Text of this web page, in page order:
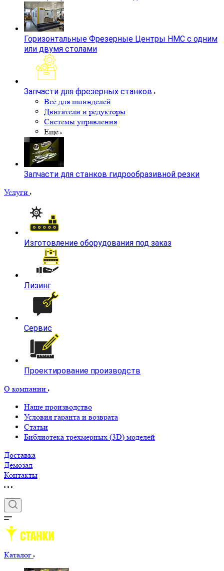
Горизонтальные Фрезерные Центры HMC с одним
или двумя столами
Запчасти для фрезерных станков
Всё для шпинделей
Двигатели и редукторы
Системы управления
Еще
Запчасти для станков гидрообразивной резки
Услуги
Изготовление оборудования под заказ
Лизинг
Сервис
Проектирование производств
О компании
Наше производство
Условия гаранта и возврата
Статьи
Библиотека трехмерных (3D) моделей
Доставка
Демозал
Контакты
Каталог